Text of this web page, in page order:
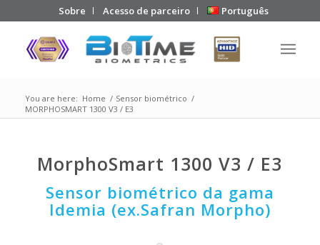
Sobre Acesso de parceiro Português
You are here: Home / Sensor biométrico /
MORPHOSMART 1300 V3 / E3
MorphoSmart 1300 V3 / E3
Sensor biométrico da gama
Idemia (ex.Safran Morpho)